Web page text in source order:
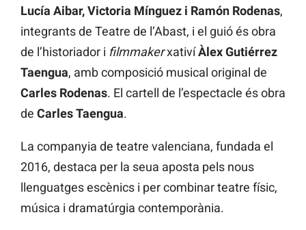
Lucía Aibar, Victoria Mínguez i Ramón Rodenas,
integrants de Teatre de l’Abast, i el guió és obra
de l’historiador i filmmakerxativíÀlex Gutiérrez
Taengua, amb composició musical original de
Carles Rodenas. El cartell de l’espectacle és obra
de CarlesTaengua.
La companyia de teatre valenciana, fundada el
2016, destaca per la seua aposta pels nous
llenguatges escènics i per combinar teatre físic,
música i dramatúrgia contemporània.